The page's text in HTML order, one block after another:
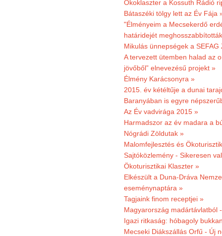
Ökoklaszter a Kossuth Rádió
Bátaszéki tölgy lett az Év Fája
"Élményeim a Mecsekerdő
határidejét
Mikulás ünnepségek a SEFAG
A tervezett ütemben halad az
jövőből” elnevezésű projekt »
Élmény Karácsonyra »
2015. év kétéltűje a dunai
Baranyában is egyre
Az Év vadvirága 2015 »
Harmadszor az év madara a
Nógrádi Zöldutak »
Malomfejlesztés és
Sajtóközlemény - Sikeresen
Ökoturisztikai Klaszter »
Elkészült a Duna-Dráva
eseménynaptára »
Tagjaink finom receptjei »
Magyarország madártávlatból
Igazi ritkaság: hóbagoly
Mecseki Diákszállás Orfű - Új